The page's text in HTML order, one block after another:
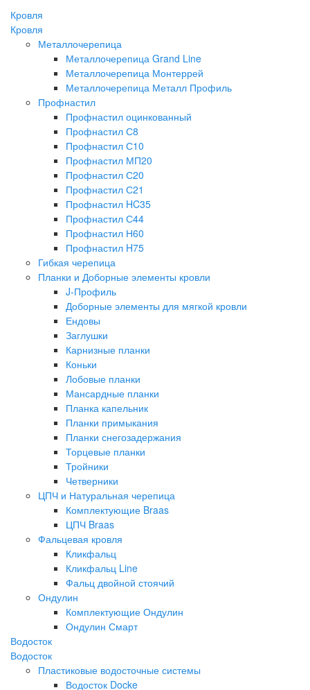
Кровля
Кровля
Металлочерепица
Металлочерепица Grand Line
Металлочерепица Монтеррей
Металлочерепица Металл Профиль
Профнастил
Профнастил оцинкованный
Профнастил С8
Профнастил С10
Профнастил МП20
Профнастил С20
Профнастил С21
Профнастил HC35
Профнастил С44
Профнастил Н60
Профнастил H75
Гибкая черепица
Планки и Доборные элементы кровли
J-Профиль
Доборные элементы для мягкой кровли
Ендовы
Заглушки
Карнизные планки
Коньки
Лобовые планки
Мансардные планки
Планка капельник
Планки примыкания
Планки снегозадержания
Торцевые планки
Тройники
Четверники
ЦПЧ и Натуральная черепица
Комплектующие Braas
ЦПЧ Braas
Фальцевая кровля
Кликфальц
Кликфальц Line
Фальц двойной стоячий
Ондулин
Комплектующие Ондулин
Ондулин Смарт
Водосток
Водосток
Пластиковые водосточные системы
Водосток Docke